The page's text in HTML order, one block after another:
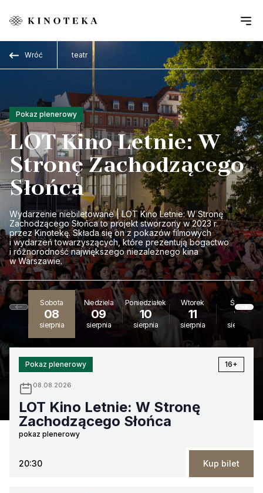
Wróć teatr
Pokaz plenerowy
LOT Kino Letnie: W
Stronę Zachodzącego
Słońca
Wydarzenie niebiletowane | LOT Kino Letnie: W Stronę
Zachodzącego Słońca to projekt stworzony w 2023 r.
przez Kinotekę. Składa się on z pokazów filmowych
i wydarzeń towarzyszących, które prezentują bogactwo
i różnorodność największego niezależnego kina
w Warszawie.
Sobota
08
sierpnia
Niedziela
09
sierpnia
Poniedziałek
10
sierpnia
Wtorek
11
sierpnia
Środa
12
sierpnia
Pokaz plenerowy 16+
08.08.2026
LOT Kino Letnie: W Stronę
Zachodzącego Słońca
pokaz plenerowy
20:30 Kup bilet